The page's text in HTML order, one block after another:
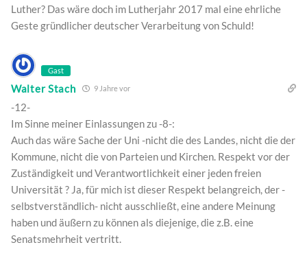
Luther? Das wäre doch im Lutherjahr 2017 mal eine ehrliche
Geste gründlicher deutscher Verarbeitung von Schuld!
Gast
Walter Stach 9 Jahre vor
-12-
Im Sinne meiner Einlassungen zu -8-:
Auch das wäre Sache der Uni -nicht die des Landes, nicht die der
Kommune, nicht die von Parteien und Kirchen. Respekt vor der
Zuständigkeit und Verantwortlichkeit einer jeden freien
Universität ? Ja, für mich ist dieser Respekt belangreich, der -
selbstverständlich- nicht ausschließt, eine andere Meinung
haben und äußern zu können als diejenige, die z.B. eine
Senatsmehrheit vertritt.